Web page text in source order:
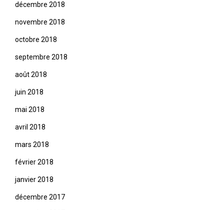
décembre 2018
novembre 2018
octobre 2018
septembre 2018
août 2018
juin 2018
mai 2018
avril 2018
mars 2018
février 2018
janvier 2018
décembre 2017